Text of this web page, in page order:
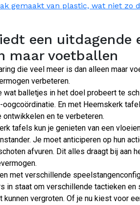
gemaakt van plastic, wat niet zo
een uitdagende
maar voetballen
die veel meer is dan alleen maar
verbeteren.
balletjes in het doel probeert te
En met Heemskerk
en te verbeteren.
tafels kun je genieten van een
Je moet anticiperen op hun
afvuren. Dit alles draagt bij aan
met verschillende
staat om verschillende tactieken en
vergroten. Of je nu kiest voor